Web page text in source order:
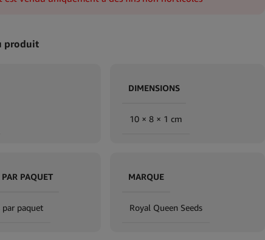
produit
DIMENSIONS
10 × 8 × 1 cm
PAQUET
par paquet
MARQUE
Royal Queen Seeds